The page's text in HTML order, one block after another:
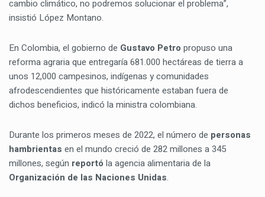
cambio climático, no podremos solucionar el problema”,
insistió López Montano.
En Colombia, el gobierno de Gustavo Petro propuso una
reforma agraria que entregaría 681.000 hectáreas de tierra a
unos 12,000 campesinos, indígenas y comunidades
afrodescendientes que históricamente estaban fuera de
dichos beneficios, indicó la ministra colombiana.
Durante los primeros meses de 2022, el número de personas
hambrientas en el mundo creció de 282 millones a 345
millones, según reportó la agencia alimentaria de la
Organización de las Naciones Unidas.